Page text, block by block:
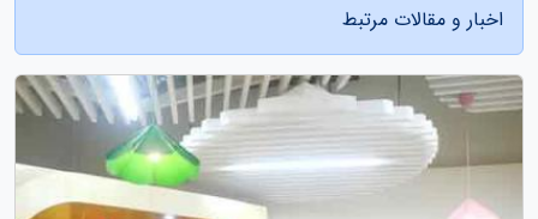
اخبار و مقالات مرتبط